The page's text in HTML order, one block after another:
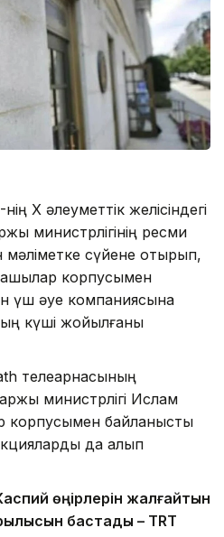
X әлеуметтік желісіндегі
министрлігінің ресми
сүйене отырып,
корпусымен
үш әуе компаниясына
күші жойылғаны
телеарнасының
министрлігі Ислам
корпусымен байланысты
да алып
өңірлерін жалғайтын
бастады – TRT